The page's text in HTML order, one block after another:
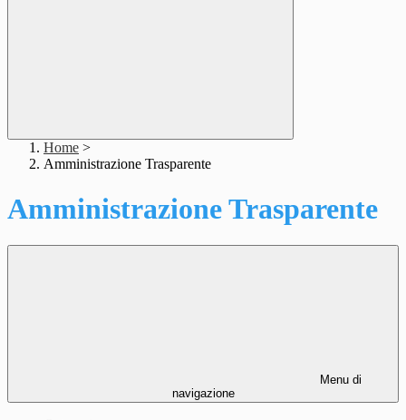
Home >
Amministrazione Trasparente
Amministrazione Trasparente
Menu di
navigazione